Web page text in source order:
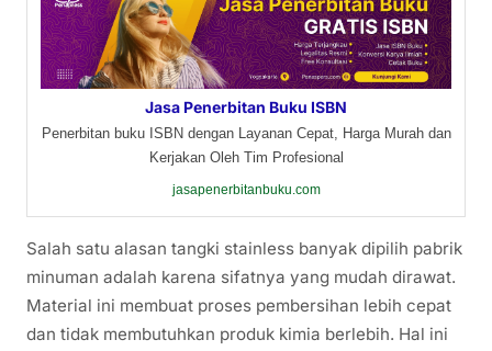
Jasa Penerbitan Buku ISBN
Penerbitan buku ISBN dengan Layanan Cepat, Harga Murah dan
Kerjakan Oleh Tim Profesional
jasapenerbitanbuku.com
Salah satu alasan tangki stainless banyak dipilih pabrik
minuman adalah karena sifatnya yang mudah dirawat.
Material ini membuat proses pembersihan lebih cepat
dan tidak membutuhkan produk kimia berlebih. Hal ini